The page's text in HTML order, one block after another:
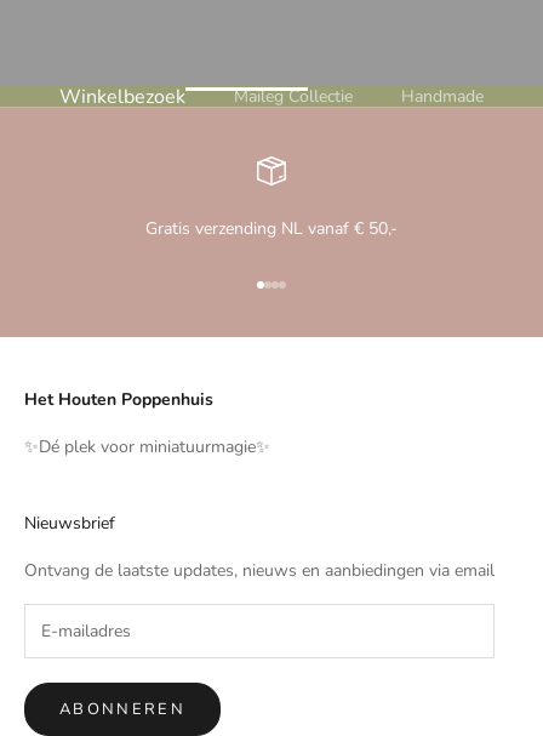
Winkelbezoek Maileg Collectie Handmade
Gratis verzending NL vanaf € 50,-
Naar artikel 1
Naar artikel 2
Naar artikel 3
Naar artikel 4
Het Houten Poppenhuis
✨️Dé plek voor miniatuurmagie✨️
Nieuwsbrief
Ontvang de laatste updates, nieuws en aanbiedingen via email
ABONNEREN